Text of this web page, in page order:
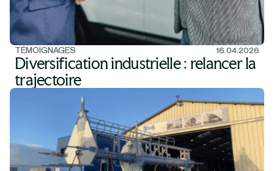
TÉMOIGNAGES 16.04.2026
Diversification industrielle : relancer la
trajectoire